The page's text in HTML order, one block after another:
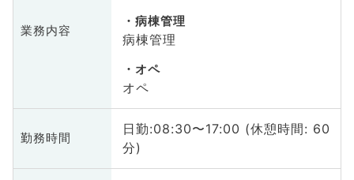
業務内容
病棟管理
病棟管理
オペ
オペ
勤務時間
日勤:08:30〜17:00 (休憩時間: 60
分)